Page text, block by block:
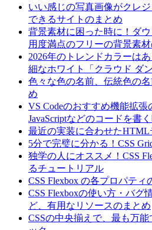
いい感じの写真画像がクレ
できるサイトのまとめ
背景素材に困った時に！ダ
用度満点のフリーの背景素
2026年のトレンドカラーは
細なホワイト「クラウド ダン
色々な色の名前、伝統色の
め
VS Codeのおすすめ機能拡
JavaScriptなどのコードを書
最近の実装に合わせたHTML
5分で完璧に分かる！CSS
独学の人にオススメ！CSS
るチュートリアル
CSS Flexbox の各プロパティ
CSS Flexboxの使い方・バグ
ど、有用なリソースのまとめ
CSSの中央揃えで、最も万